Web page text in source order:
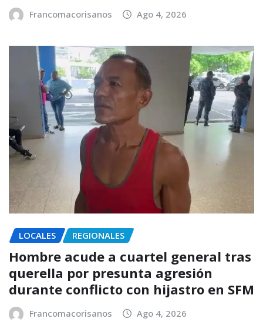
Francomacorisanos Ago 4, 2026
LOCALES REGIONALES
Hombre acude a cuartel general tras
querella por presunta agresión
durante conflicto con hijastro en SFM
Francomacorisanos Ago 4, 2026